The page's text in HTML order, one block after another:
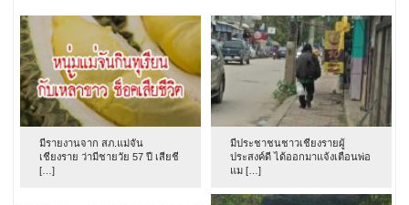
มีรายงานจาก สภ.แม่จัน
เชียงราย ว่ามีชายวัย 57 ปี เสียชี
[…]
มีประชาชนชาวเชียงรายผู้
ประสงค์ดี ได้ออกมาแจ้งเตือนพ่อ
แม […]